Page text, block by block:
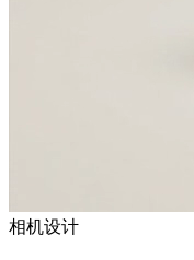
相机设计